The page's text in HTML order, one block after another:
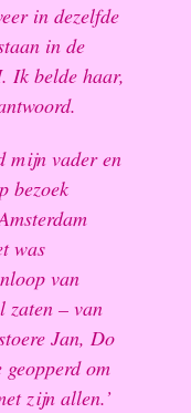
in dezelfde
in de
Ik belde haar,
mijn vader en
bezoek
was
van
zaten – van
Jan, Do
om
zijn allen.’